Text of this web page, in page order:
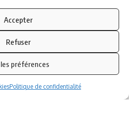
Accepter
Refuser
préférences
Politique de confidentialité
pour recevoir
actualités !